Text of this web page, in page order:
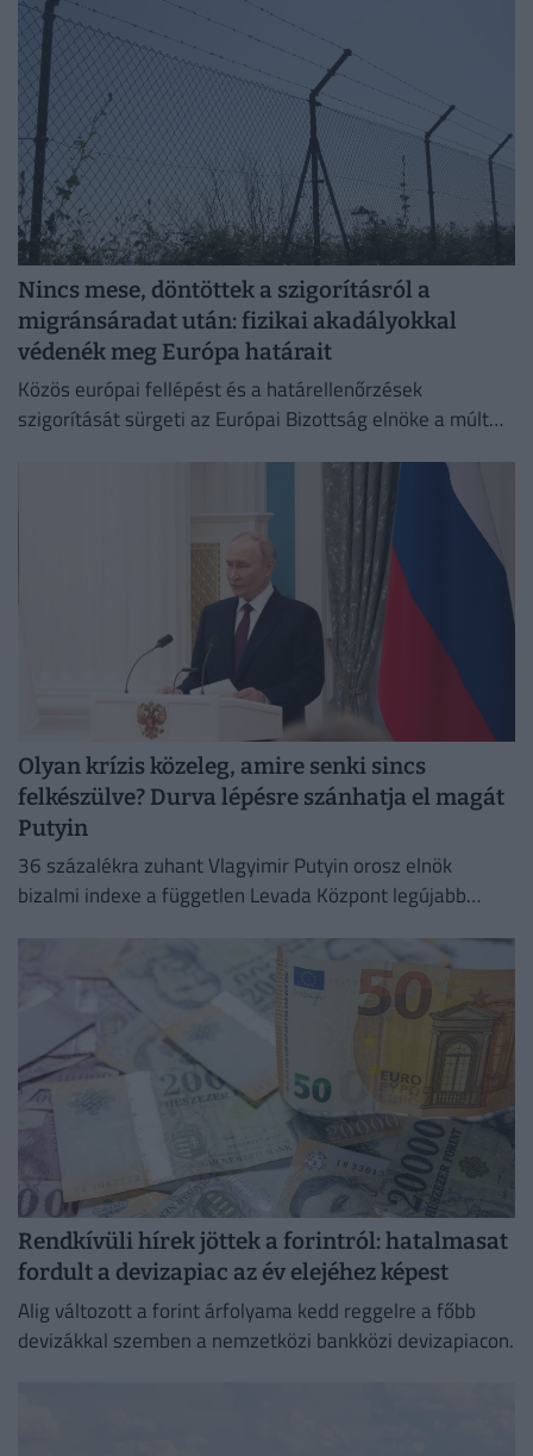
Nincs mese, döntöttek a szigorításról a
migránsáradat után: fizikai akadályokkal
védenék meg Európa határait
Közös európai fellépést és a határellenőrzések
szigorítását sürgeti az Európai Bizottság elnöke a múlt
Olyan krízis közeleg, amire senki sincs
felkészülve? Durva lépésre szánhatja el magát
Putyin
36 százalékra zuhant Vlagyimir Putyin orosz elnök
bizalmi indexe a független Levada Központ legújabb
Rendkívüli hírek jöttek a forintról: hatalmasat
fordult a devizapiac az év elejéhez képest
Alig változott a forint árfolyama kedd reggelre a főbb
devizákkal szemben a nemzetközi bankközi devizapiacon.